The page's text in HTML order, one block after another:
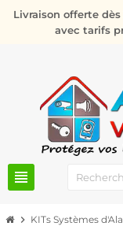
Livraison offerte dès
avec tarifs
view_headline
chevron_right KITs Systèmes